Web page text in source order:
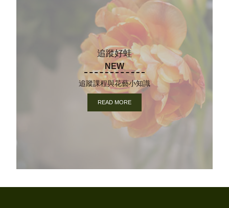
追蹤好蛙
NEW
追蹤課程與花藝小知識
READ MORE